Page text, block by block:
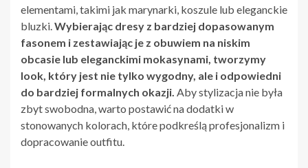
elementami, takimi jak marynarki, koszule lub eleganckie
bluzki. Wybierając dresy z bardziej dopasowanym
fasonem i zestawiając je z obuwiem na niskim
obcasie lub eleganckimi mokasynami, tworzymy
look, który jest nie tylko wygodny, ale i odpowiedni
do bardziej formalnych okazji. Aby stylizacja nie była
zbyt swobodna, warto postawić na dodatki w
stonowanych kolorach, które podkreślą profesjonalizm i
dopracowanie outfitu.